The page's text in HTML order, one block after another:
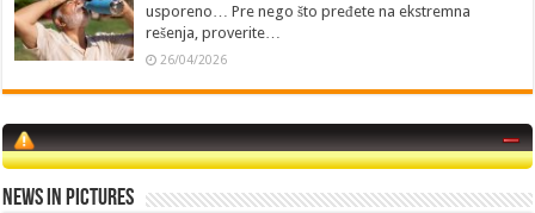
usporeno… Pre nego što pređete na ekstremna
rešenja, proverite…
26/04/2026
News in Pictures